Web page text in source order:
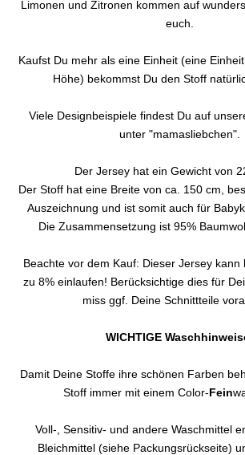
Limonen und Zitronen kommen auf
euch.
Kaufst Du mehr als eine Einheit (eine
Höhe) bekommst Du den Stoff
Viele Designbeispiele findest Du auf
unter "mamasliebchen".
Der Jersey hat ein Gewicht von
Der Stoff hat eine Breite von ca. 150 cm,
Auszeichnung und ist somit auch für
Die Zusammensetzung ist 95%
Beachte vor dem Kauf: Dieser Jersey kann
zu 8% einlaufen! Berücksichtige dies für
miss ggf. Deine Schnittteile
WICHTIGE
Damit Deine Stoffe ihre schönen Farben
Stoff immer mit einem Color-Fein
Voll-, Sensitiv- und andere Waschmittel
Bleichmittel (siehe Packungsrückseite)